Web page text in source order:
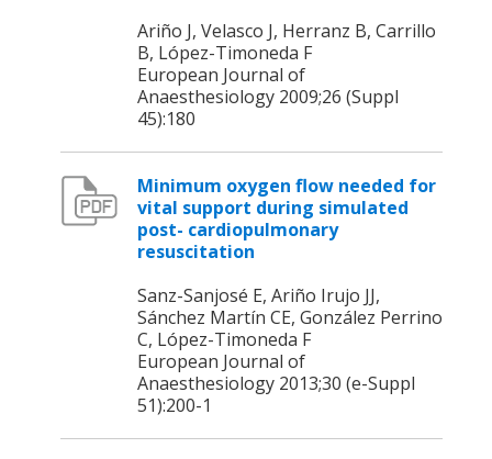
Ariño J, Velasco J, Herranz B, Carrillo
B, López-Timoneda F
European Journal of
Anaesthesiology 2009;26 (Suppl
45):180
Minimum oxygen flow needed for
vital support during simulated
post- cardiopulmonary
resuscitation
Sanz-Sanjosé E, Ariño Irujo JJ,
Sánchez Martín CE, González Perrino
C, López-Timoneda F
European Journal of
Anaesthesiology 2013;30 (e-Suppl
51):200-1